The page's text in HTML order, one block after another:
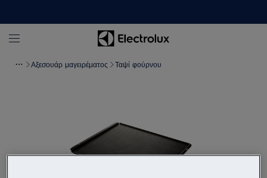
Αξεσουάρ μαγειρέματος Ταψί φούρνου